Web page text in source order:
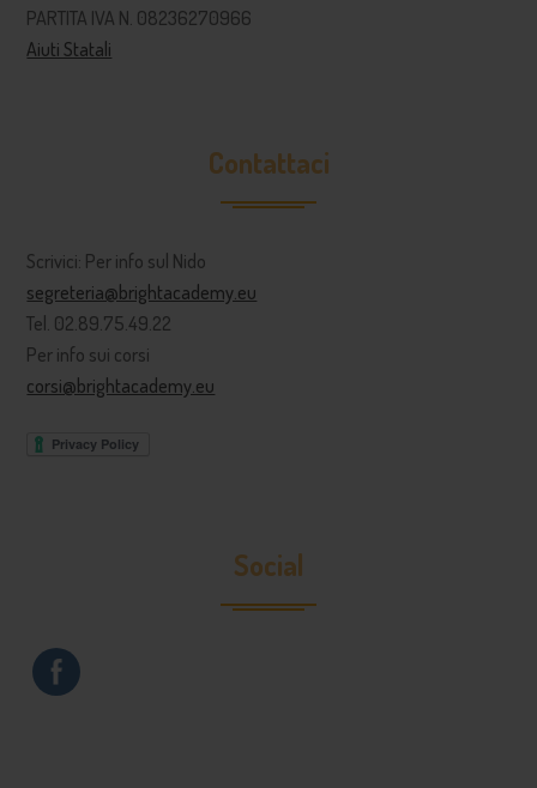
PARTITA IVA N. 08236270966
Aiuti Statali
Contattaci
Scrivici: Per info sul Nido
segreteria@brightacademy.eu
Tel. 02.89.75.49.22
Per info sui corsi
corsi@brightacademy.eu
Social